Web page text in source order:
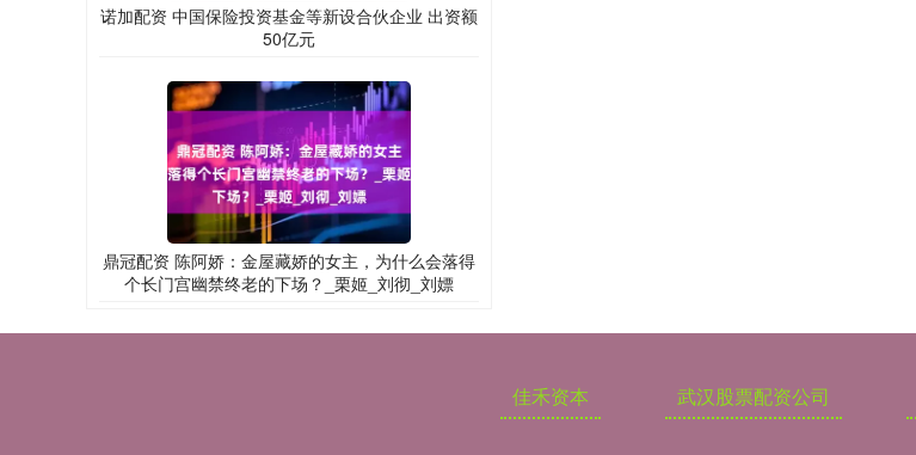
诺加配资 中国保险投资基金等新设合伙企业 出资额
50亿元
鼎冠配资 陈阿娇：金屋藏娇的女主，为什么会落得
个长门宫幽禁终老的下场？_栗姬_刘彻_刘嫖
佳禾资本 武汉股票配资公司